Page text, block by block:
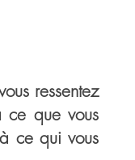
ressentez
ce que vous
ce qui vous